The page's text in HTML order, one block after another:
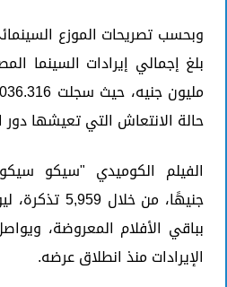
وبحسب تصريحات الموزع
بلغ إجمالي إيرادات السينما
حالة الانتعاش التي تعيشها
جنيهًا، من
بباقي الأفلام المعروضة،
الإيرادات منذ انطلاق عرضه.